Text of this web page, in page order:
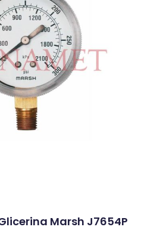
Marsh J7654P